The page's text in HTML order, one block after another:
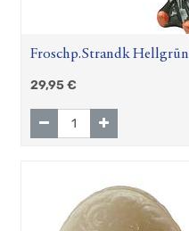
Froschp.Strandk Hellgrün
29,95€